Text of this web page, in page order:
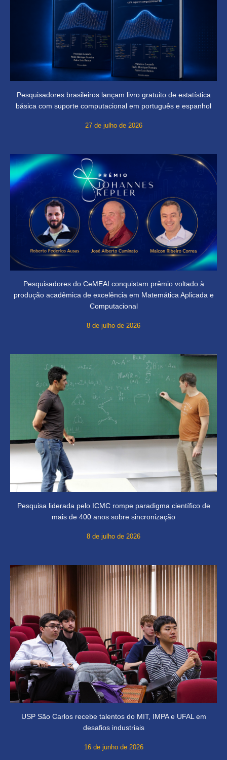
Pesquisadores brasileiros lançam livro gratuito de estatística
básica com suporte computacional em português e espanhol
27 de julho de 2026
Pesquisadores do CeMEAI conquistam prêmio voltado à
produção acadêmica de excelência em Matemática Aplicada e
Computacional
8 de julho de 2026
Pesquisa liderada pelo ICMC rompe paradigma científico de
mais de 400 anos sobre sincronização
8 de julho de 2026
USP São Carlos recebe talentos do MIT, IMPA e UFAL em
desafios industriais
16 de junho de 2026